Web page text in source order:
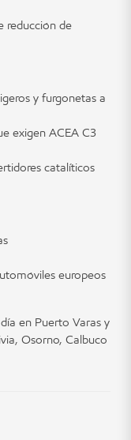
reducción de
y furgonetas a
exigen ACEA C3
catalíticos
europeos
en Puerto Varas y
Osorno, Calbuco